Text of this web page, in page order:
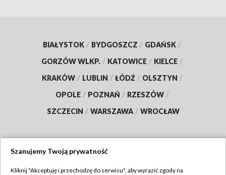
BIAŁYSTOK / BYDGOSZCZ / GDAŃSK /
GORZÓW WLKP. / KATOWICE / KIELCE /
KRAKÓW / LUBLIN / ŁÓDŹ / OLSZTYN /
OPOLE / POZNAŃ / RZESZÓW /
SZCZECIN / WARSZAWA / WROCŁAW
Szanujemy Twoją prywatność
Kliknij "Akceptuję i przechodzę do serwisu", aby wyrazić zgody na